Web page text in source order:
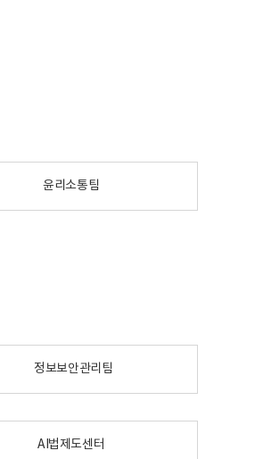
윤리소통팀
정보보안관리팀
AI법제도센터